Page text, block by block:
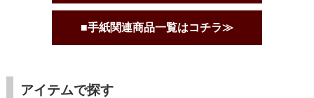
■手紙関連商品一覧はコチラ≫
アイテムで探す